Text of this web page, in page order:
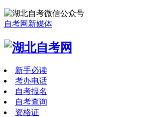
自考网新媒体
新手必读
考办电话
自考报名
自考查询
资格证